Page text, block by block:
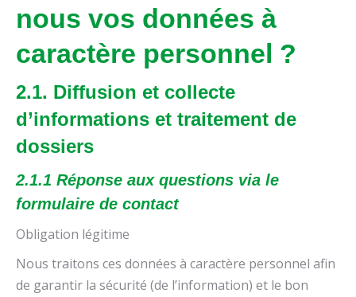
nous vos données à
caractère personnel ?
2.1. Diffusion et collecte
d’informations et traitement de
dossiers
2.1.1 Réponse aux questions via le
formulaire de contact
Obligation légitime
Nous traitons ces données à caractère personnel afin
de garantir la sécurité (de l’information) et le bon